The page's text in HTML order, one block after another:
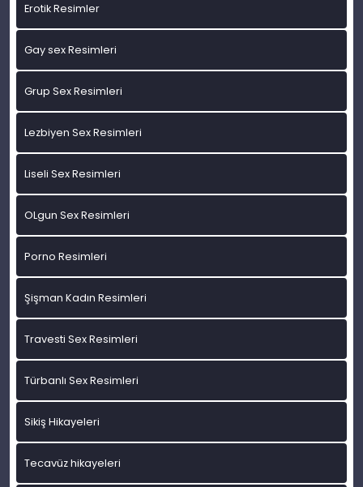
Erotik Resimler
Gay sex Resimleri
Grup Sex Resimleri
Lezbiyen Sex Resimleri
Liseli Sex Resimleri
OLgun Sex Resimleri
Porno Resimleri
Şişman Kadın Resimleri
Travesti Sex Resimleri
Türbanlı Sex Resimleri
Sikiş Hikayeleri
Tecavüz hikayeleri